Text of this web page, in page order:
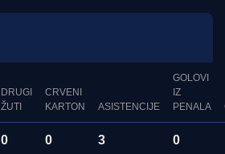
DRUGI
ŽUTI
CRVENI
KARTON
ASISTENCIJE
GOLOVI
IZ
PENALA
0 0 3 0